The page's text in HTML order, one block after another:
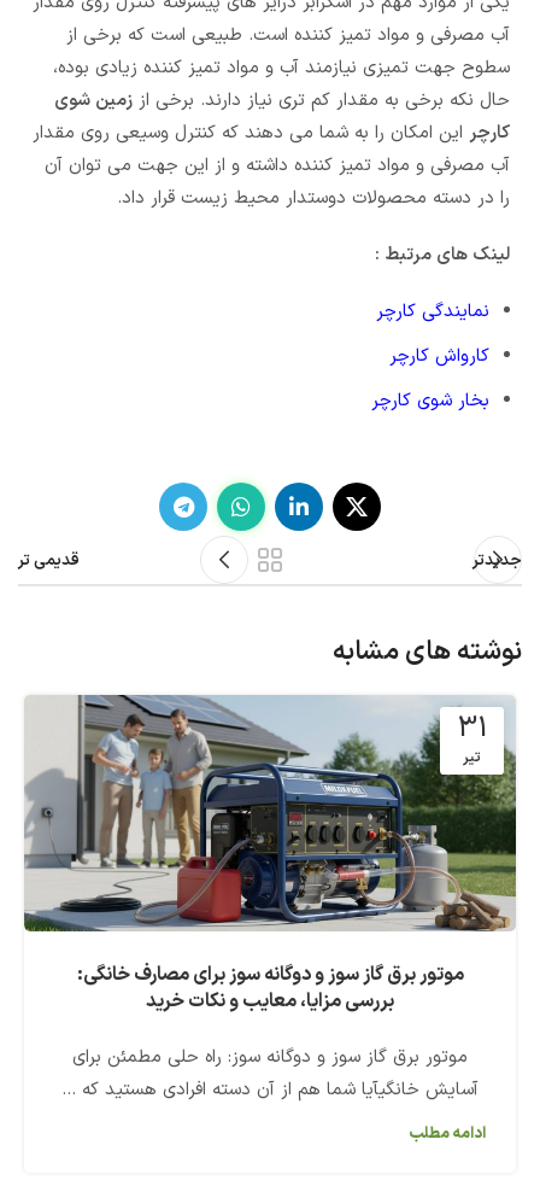
آب مصرفی و مواد تمیز کننده است. طبیعی است که برخی از
سطوح جهت تمیزی نیازمند آب و مواد تمیز کننده زیادی بوده،
حال نکه برخی به مقدار کم تری نیاز دارند. برخی از زمین شوی
کارچر این امکان را به شما می دهند که کنترل وسیعی روی مقدار
آب مصرفی و مواد تمیز کننده داشته و از این جهت می توان آن
را در دسته محصولات دوستدار محیط زیست قرار داد.
لینک های مرتبط :
نمایندگی کارچر
کارواش کارچر
بخار شوی کارچر
جدیدتر قدیمی تر
نوشته های مشابه
31
تیر
موتور برق گاز سوز و دوگانه سوز برای مصارف خانگی:
بررسی مزایا، معایب و نکات خرید
موتور برق گاز سوز و دوگانه سوز: راه حلی مطمئن برای
آسایش خانگیآیا شما هم از آن دسته افرادی هستید که ...
ادامه مطلب